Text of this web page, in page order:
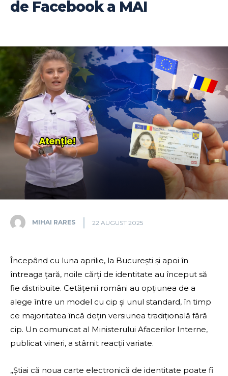
de Facebook a MAI
MIHAI RARES 22 AUGUST 2025
Începând cu luna aprilie, la București și apoi în
întreaga țară, noile cărți de identitate au început să
fie distribuite. Cetățenii români au opțiunea de a
alege între un model cu cip și unul standard, în timp
ce majoritatea încă dețin versiunea tradițională fără
cip. Un comunicat al Ministerului Afacerilor Interne,
publicat vineri, a stârnit reacții variate.
„Știai că noua carte electronică de identitate poate fi